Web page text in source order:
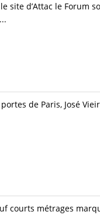
d’Attac le Forum
de Paris, José
courts métrages